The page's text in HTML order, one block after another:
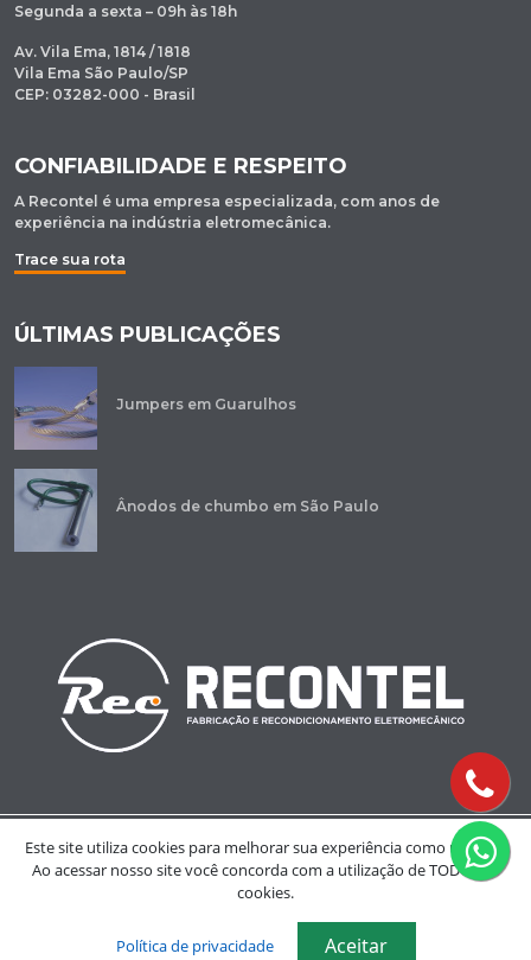
Segunda a sexta – 09h às 18h
Av. Vila Ema, 1814 / 1818
Vila Ema São Paulo/SP
CEP: 03282-000 - Brasil
CONFIABILIDADE E RESPEITO
A Recontel é uma empresa especializada, com anos de
experiência na indústria eletromecânica.
Trace sua rota
ÚLTIMAS PUBLICAÇÕES
Jumpers em Guarulhos
Ânodos de chumbo em São Paulo
Copyright © 2023 - Recontel
AIDA Agency
Este site utiliza cookies para melhorar sua experiência como usuário.
Ao acessar nosso site você concorda com a utilização de TODOS os
cookies.
Política de privacidade Aceitar